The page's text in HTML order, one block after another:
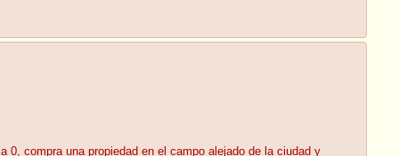
0, compra una propiedad en el campo alejado de la ciudad y